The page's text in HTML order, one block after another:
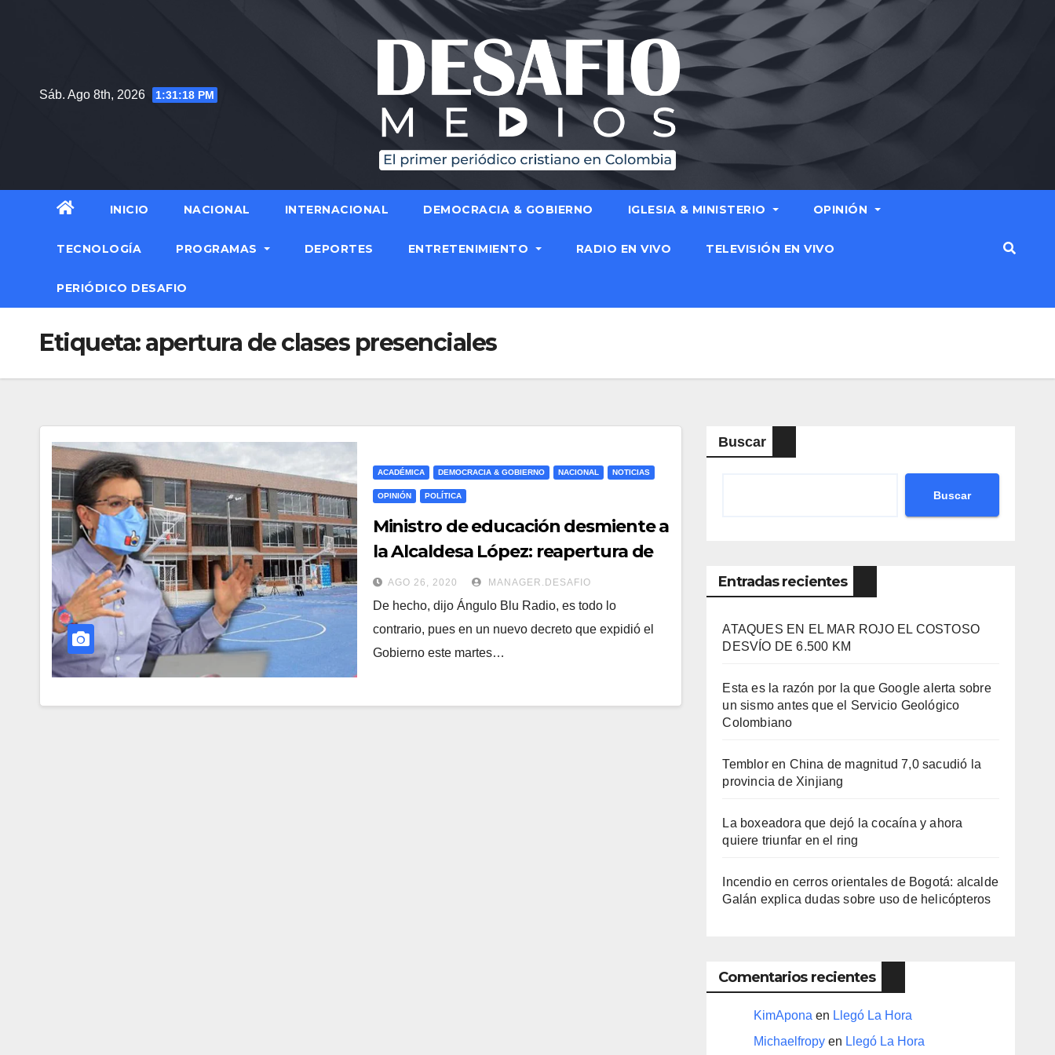
Sáb. Ago 8th, 2026 1:31:19 PM
INICIO NACIONAL INTERNACIONAL DEMOCRACIA & GOBIERNO IGLESIA & MINISTERIO OPINIÓN
TECNOLOGÍA PROGRAMAS DEPORTES ENTRETENIMIENTO RADIO EN VIVO TELEVISIÓN EN VIVO
PERIÓDICO DESAFIO
Etiqueta:apertura de clases presenciales
ACADÉMICA DEMOCRACIA & GOBIERNO NACIONAL NOTICIAS
OPINIÓN POLÍTICA
Ministro de educación desmiente a
la Alcaldesa López: reapertura de
colegios sí sería posible en
septiembre
AGO 26, 2020 MANAGER.DESAFIO
De hecho, dijo Ángulo Blu Radio, es todo lo
contrario, pues en un nuevo decreto que expidió el
Gobierno este martes…
Buscar
Buscar
Entradas recientes
ATAQUES EN EL MAR ROJO EL COSTOSO
DESVÍO DE 6.500 KM
Esta es la razón por la que Google alerta sobre
un sismo antes que el Servicio Geológico
Colombiano
Temblor en China de magnitud 7,0 sacudió la
provincia de Xinjiang
La boxeadora que dejó la cocaína y ahora
quiere triunfar en el ring​
Incendio en cerros orientales de Bogotá: alcalde
Galán explica dudas sobre uso de helicópteros
Comentarios recientes
KimApona en Llegó La Hora
Michaelfropy en Llegó La Hora